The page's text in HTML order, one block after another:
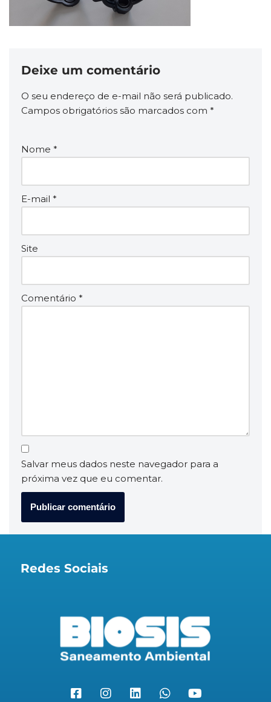
Deixe um comentário
O seu endereço de e-mail não será publicado.
Campos obrigatórios são marcados com *
Nome *
E-mail *
Site
Comentário *
Salvar meus dados neste navegador para a
próxima vez que eu comentar.
Redes Sociais